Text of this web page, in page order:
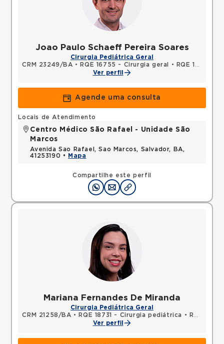
Joao Paulo Schaeff Pereira Soares
Cirurgia Pediátrica Geral
CRM 23249/BA • RQE 16755 - Cirurgia geral •
RQE 16756 - Cirurgia pediátrica
Ver perfil
Agende uma consulta
Compartilhe este perfil
Locais de Atendimento
Centro Médico São Rafael - Unidade São
Marcos
Avenida Sao Rafael, Sao Marcos, Salvador, BA,
41253190 •
Mapa
Mariana Fernandes De Miranda
Cirurgia Pediátrica Geral
CRM 21258/BA • RQE 18731 - Cirurgia pediátrica •
RQE 28293 - Cirurgia geral
Ver perfil